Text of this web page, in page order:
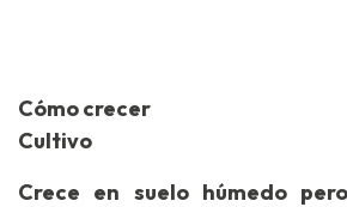
Cómo crecer
Cultivo
Crece en suelo húmedo